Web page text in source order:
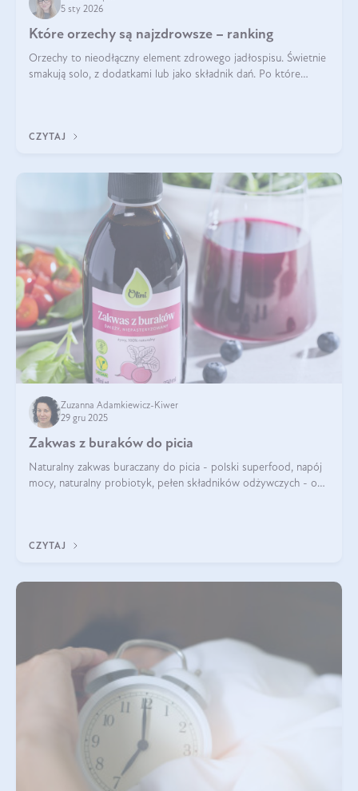
5 sty 2026
Które orzechy są najzdrowsze – ranking
Orzechy to nieodłączny element zdrowego jadłospisu. Świetnie
smakują solo, z dodatkami lub jako składnik dań. Po które
CZYTAJ
Zuzanna Adamkiewicz-Kiwer
29 gru 2025
Zakwas z buraków do picia
Naturalny zakwas buraczany do picia - polski superfood, napój
mocy, naturalny probiotyk, pełen składników odżywczych - o
CZYTAJ